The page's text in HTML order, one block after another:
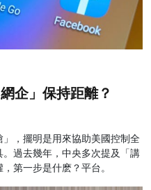
企」保持距離？
，擺明是用來協助美國控制全
過去幾年，中央多次提及「講
第一步是什麽？平台。